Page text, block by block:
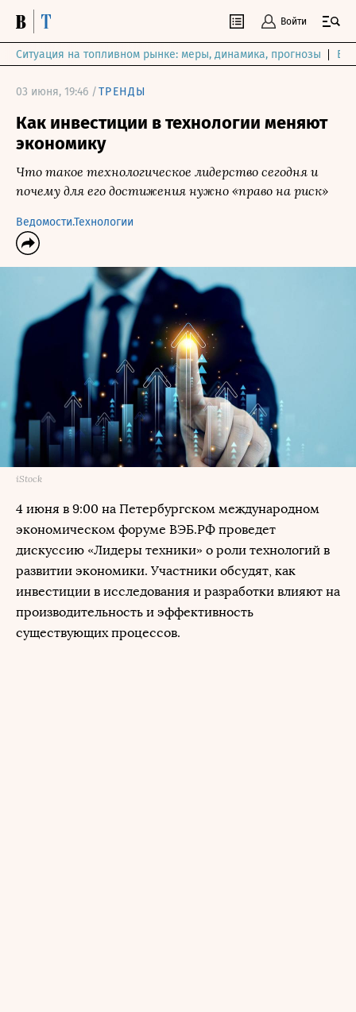
Войти
Ситуация на топливном рынке: меры, динамика, прогнозы
03 июня, 19:46 /ТРЕНДЫ
Как инвестиции в технологии меняют
экономику
Что такое технологическое лидерство сегодня и
почему для его достижения нужно «право на риск»
Ведомости.Технологии
iStock
4 июня в 9:00 на Петербургском международном
экономическом форуме ВЭБ.РФ проведет
дискуссию «Лидеры техники» о роли технологий в
развитии экономики. Участники обсудят, как
инвестиции в исследования и разработки влияют на
производительность и эффективность
существующих процессов.